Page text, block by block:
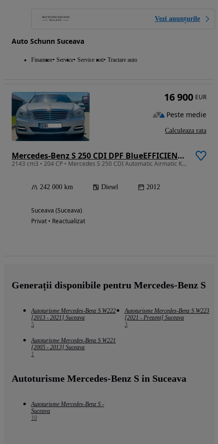
Vezi anunțurile
Auto Schunn Suceava
Finantare Service Service roti Tractare auto
Mercedes-Benz S 250 CDI DPF BlueEFFICIENCY 7G-TRONIC
2143 cm3 • 204 CP • Mercedes S 250 CDI Automatic Airmatic Km REALI - Eleganță si Confort
242 000 km Diesel 2012
Suceava (Suceava)
Privat • Reactualizat
16 900 EUR
Peste medie
Calculeaza rata
Generații disponibile pentru Mercedes-Benz S
Autoturisme Mercedes-Benz S W222
[2013 - 2021] Suceava
5
Autoturisme Mercedes-Benz S W223
[2021 - Prezent] Suceava
3
Autoturisme Mercedes-Benz S W221
[2005 - 2013] Suceava
1
Autoturisme Mercedes-Benz S in Suceava
Autoturisme Mercedes-Benz S -
Suceava
10